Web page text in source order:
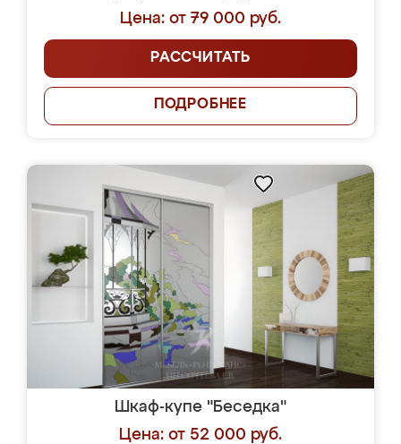
Цена: от 79 000 руб.
РАССЧИТАТЬ
ПОДРОБНЕЕ
Шкаф-купе "Беседка"
Цена: от 52 000 руб.